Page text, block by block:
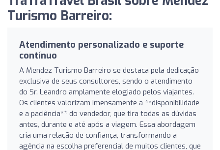
Turismo Barreiro:
Atendimento personalizado e suporte
contínuo
A Mendez Turismo Barreiro se destaca pela dedicação
exclusiva de seus consultores, sendo o atendimento
do Sr. Leandro amplamente elogiado pelos viajantes.
Os clientes valorizam imensamente a **disponibilidade
e a paciência** do vendedor, que tira todas as dúvidas
antes, durante e até após a viagem. Essa abordagem
cria uma relação de confiança, transformando a
agência na escolha preferencial de muitos clientes, que